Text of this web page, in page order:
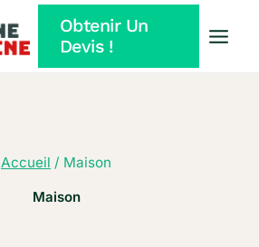
Obtenir Un
Devis !
Accueil / Maison
Maison